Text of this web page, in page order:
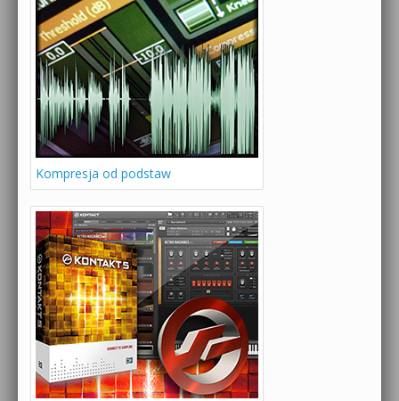
Kompresja od podstaw